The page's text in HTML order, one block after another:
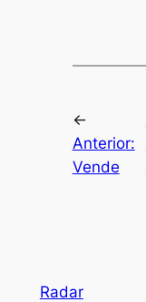
←
Anterior:
Vende
Radar